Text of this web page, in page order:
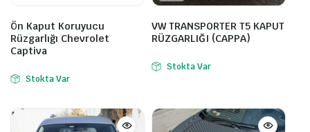
Ön Kaput Koruyucu
Rüzgarlığı Chevrolet
Captiva
Stokta Var
VW TRANSPORTER T5 KAPUT
RÜZGARLIĞI (CAPPA)
Stokta Var